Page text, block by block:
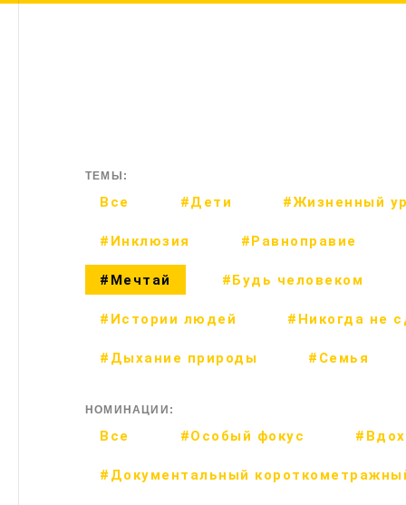
ТЕМЫ:
Все #Дети #Жизненный
#Инклюзия #Равноправие
#Мечтай #Будь человеком
#Истории людей #Никогда не
#Дыхание природы #Семья
НОМИНАЦИИ:
Все #Особый фокус
#Документальный